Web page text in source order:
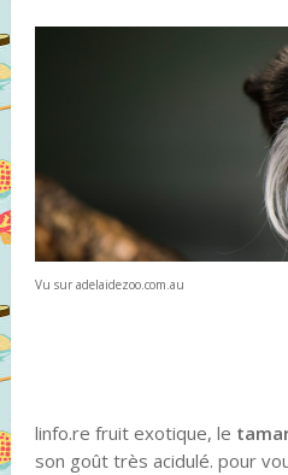
Vu sur adelaidezoo.com.au
linfo.re fruit exotique, le
son goût très acidulé. pour